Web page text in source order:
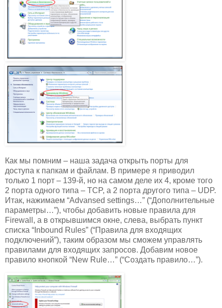
Как мы помним – наша задача открыть порты для
доступа к папкам и файлам. В примере я приводил
только 1 порт – 139-й, но на самом деле их 4, кроме того
2 порта одного типа – TCP, а 2 порта другого типа – UDP.
Итак, нажимаем “Advansed settings…” (“Дополнительные
параметры…”), чтобы добавить новые правила для
Firewall, а в открывшимся окне, слева, выбрать пункт
списка “Inbound Rules” (“Правила для входящих
подключений”), таким образом мы сможем управлять
правилами для входящих запросов. Добавим новое
правило кнопкой “New Rule…” (“Создать правило…”).